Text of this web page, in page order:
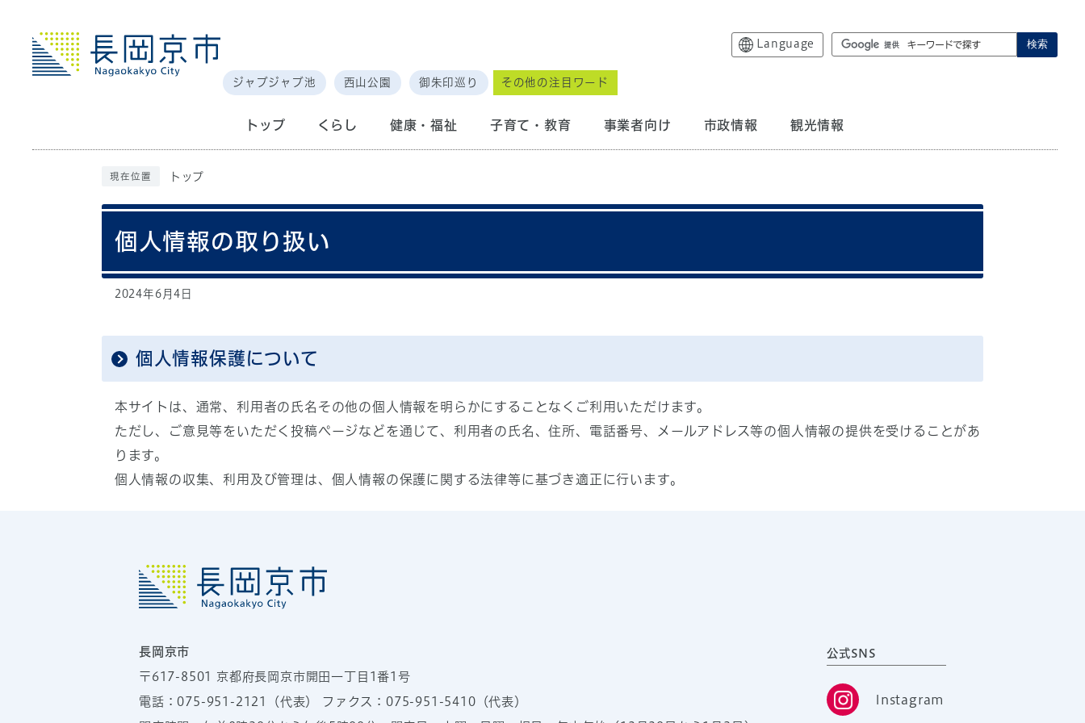
Language 検索
ジャブジャブ池 西山公園 御朱印巡り その他の注目ワード
トップ くらし 健康・福祉 子育て・教育 事業者向け 市政情報 観光情報
現在位置 トップ
個人情報の取り扱い
2024年6月4日
個人情報保護について
本サイトは、通常、利用者の氏名その他の個人情報を明らかにすることなくご利用いただけます。
ただし、ご意見等をいただく投稿ページなどを通じて、利用者の氏名、住所、電話番号、メールアドレス等の個人情報の提供を受けることがあ
ります。
個人情報の収集、利用及び管理は、個人情報の保護に関する法律等に基づき適正に行います。
長岡京市
〒617-8501 京都府長岡京市開田一丁目1番1号
電話：075-951-2121 （代表） ファクス：075-951-5410（代表）
公式SNS
Instagram